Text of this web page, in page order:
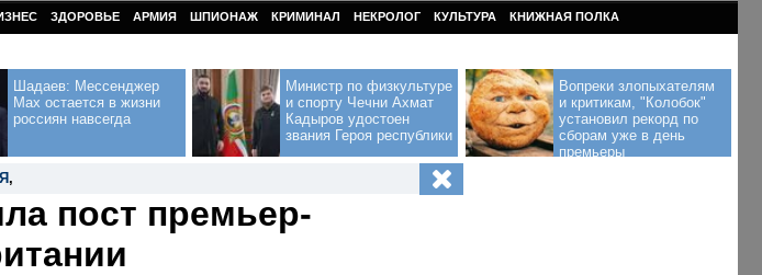
ЗДОРОВЬЕ АРМИЯ ШПИОНАЖ КРИМИНАЛ НЕКРОЛОГ КУЛЬТУРА КНИЖНАЯ ПОЛКА
Шадаев: Мессенджер
Max остается в жизни
россиян навсегда
Министр по физкультуре
и спорту Чечни Ахмат
Кадыров удостоен
звания Героя республики
Вопреки злопыхателям
и критикам, "Колобок"
установил рекорд по
сборам уже в день
премьеры
,
пост премьер-